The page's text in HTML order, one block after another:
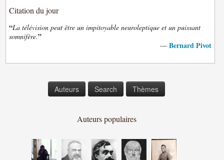
Citation du jour
“La télévision peut être un impitoyable neuroleptique et un puissant
somnifère.”
— Bernard Pivot
Auteurs Search Thèmes
Auteurs populaires